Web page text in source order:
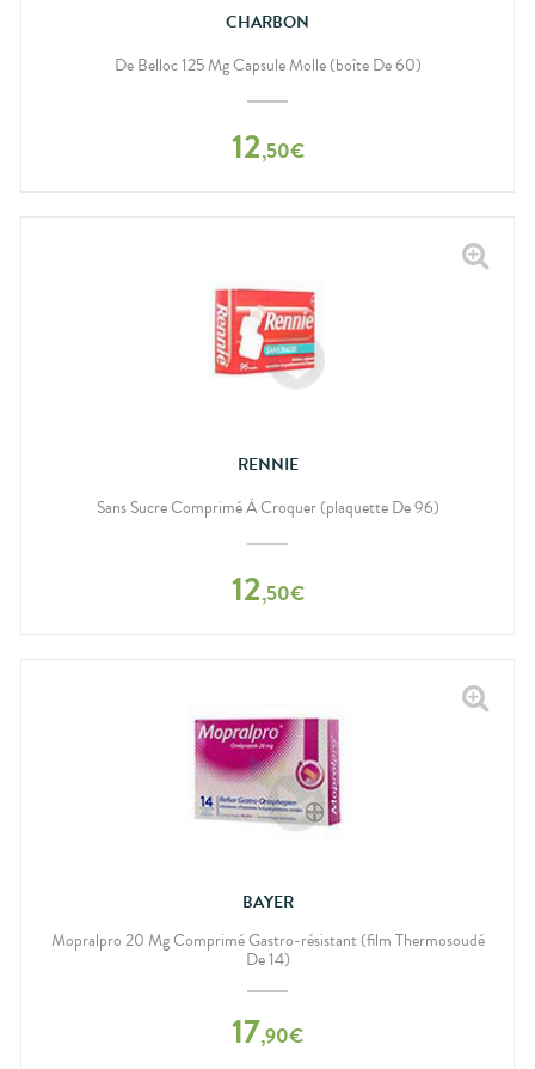
CHARBON
De Belloc 125 Mg Capsule Molle (boîte De 60)
12,50€
RENNIE
Sans Sucre Comprimé À Croquer (plaquette De 96)
12,50€
BAYER
Mopralpro 20 Mg Comprimé Gastro-résistant (film Thermosoudé
De 14)
17,90€